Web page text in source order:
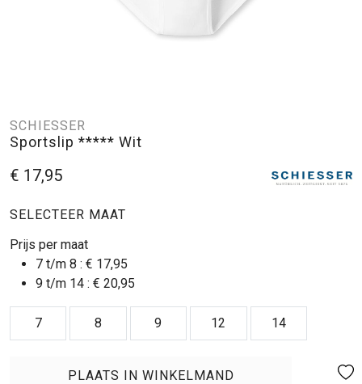
SCHIESSER
Sportslip ***** Wit
€ 17,95
SELECTEER MAAT
Prijs per maat
7 t/m 8 : € 17,95
9 t/m 14 : € 20,95
7 8 9 12 14
PLAATS IN WINKELMAND